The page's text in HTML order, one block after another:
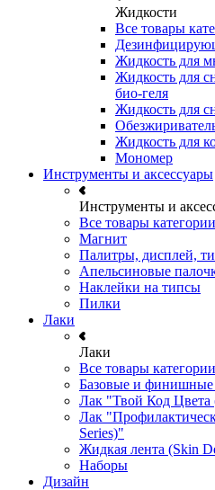
Жидкости
Все товары
Жидкость для
Жидкость для
био-геля
Жидкость для
Жидкость для
Мономер
Инструменты и аксессуары
Инструменты и
Все товары категории
Магнит
Палитры, дисплей,
Апельсиновые
Наклейки на типсы
Пилки
Лаки
Лаки
Все товары категории
Базовые и финишные
Лак "Твой Код Цвета
Лак
Series)"
Жидкая лента (Skin
Наборы
Дизайн